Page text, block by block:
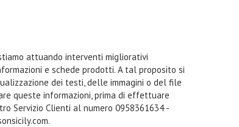
attuando interventi migliorativi
e schede prodotti. A tal proposito si
dei testi, delle immagini o del file
queste informazioni, prima di effettuare
Servizio Clienti al numero 0958361634 -